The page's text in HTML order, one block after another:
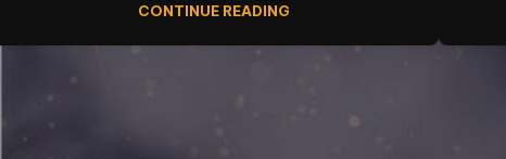
CONTINUE READING